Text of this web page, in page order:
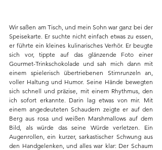
​Wir saßen am Tisch, und mein Sohn war ganz bei der
Speisekarte. Er suchte nicht einfach etwas zu essen,
er führte ein kleines kulinarisches Verhör. Er beugte
sich vor, tippte auf das glänzende Foto einer
Gourmet-Trinkschokolade und sah mich dann mit
einem spielerisch übertriebenen Stirnrunzeln an,
voller Haltung und Humor. Seine Hände bewegten
sich schnell und präzise, mit einem Rhythmus, den
ich sofort erkannte. Darin lag etwas von mir. Mit
einem angedeuteten Schaudern zeigte er auf den
Berg aus rosa und weißen Marshmallows auf dem
Bild, als würde das seine Würde verletzen. Ein
Augenrollen, ein kurzer, sarkastischer Schwung aus
den Handgelenken, und alles war klar: Der Schaum